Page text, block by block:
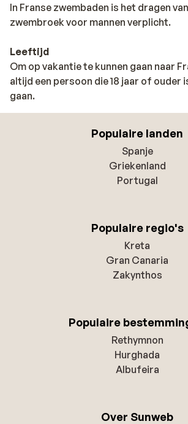
In Franse zwembaden is het dragen
zwembroek voor mannen verplicht.
Leeftijd
Om op vakantie te kunnen gaan naar
altijd een persoon die 18 jaar of ouder
gaan.
Populaire landen
Spanje
Griekenland
Portugal
Populaire regio's
Kreta
Gran Canaria
Zakynthos
Populaire
Rethymnon
Hurghada
Albufeira
Over Sunweb